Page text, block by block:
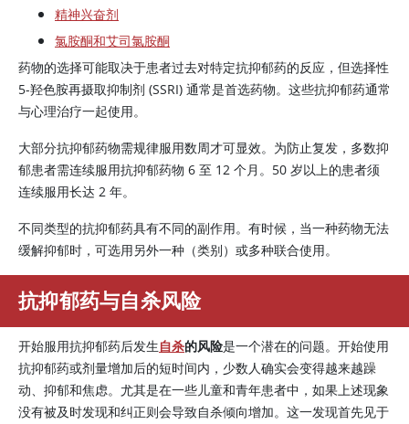
精神兴奋剂
氯胺酮和艾司氯胺酮
药物的选择可能取决于患者过去对特定抗抑郁药的反应，但选择性
5-羟色胺再摄取抑制剂 (SSRI) 通常是首选药物。这些抗抑郁药通常
与心理治疗一起使用。
大部分抗抑郁药物需规律服用数周才可显效。为防止复发，多数抑
郁患者需连续服用抗抑郁药物 6 至 12 个月。50 岁以上的患者须
连续服用长达 2 年。
不同类型的抗抑郁药具有不同的副作用。有时候，当一种药物无法
缓解抑郁时，可选用另外一种（类别）或多种联合使用。
抗抑郁药与自杀风险
开始服用抗抑郁药后发生自杀的风险是一个潜在的问题。开始使用
抗抑郁药或剂量增加后的短时间内，少数人确实会变得越来越躁
动、抑郁和焦虑。尤其是在一些儿童和青年患者中，如果上述现象
没有被及时发现和纠正则会导致自杀倾向增加。这一发现首先见于